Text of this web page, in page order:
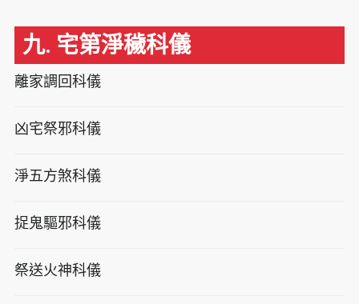
九. 宅第淨穢科儀
離家調回科儀
凶宅祭邪科儀
淨五方煞科儀
捉鬼驅邪科儀
祭送火神科儀